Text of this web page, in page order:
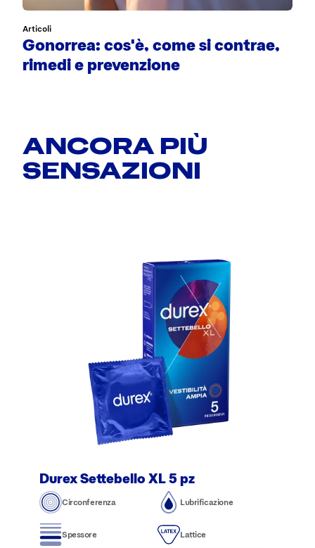
Articoli
Gonorrea: cos'è, come si contrae,
rimedi e prevenzione
ANCORA PIÙ
SENSAZIONI
Durex Settebello XL 5 pz
Circonferenza Lubrificazione
Spessore Lattice